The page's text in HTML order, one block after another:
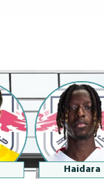
Haidara